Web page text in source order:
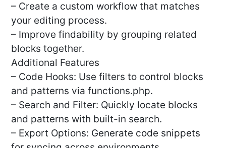
– Create a custom workflow that matches
your editing process.
– Improve findability by grouping related
blocks together.
Additional Features
– Code Hooks: Use filters to control blocks
and patterns via functions.php.
– Search and Filter: Quickly locate blocks
and patterns with built-in search.
– Export Options: Generate code snippets